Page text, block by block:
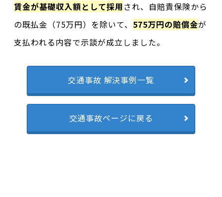
賃金が基礎収入額として採用され、自賠責保険から
の既払金（75万円）を除いて、 575万円の賠償金が
支払われる内容で示談が成立しました。
交通事故 解決事例一覧
交通事故ページに戻る